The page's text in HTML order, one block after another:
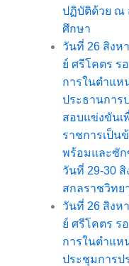
ปฏิบัติด้วย ณ
ศึกษา
วันที่ 26 สิงห
ย์ ศรีโคตร ร
การในตำแห
ประธานการ
สอบแข่งขันเ
ราชการเป็น
พร้อมและซั
วันที่ 29-30
สกลราชวิทย
วันที่ 26 สิงห
ย์ ศรีโคตร ร
การในตำแห
ประชุมการป